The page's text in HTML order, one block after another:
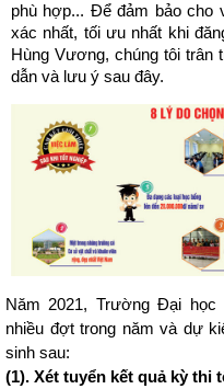
phù hợp... Để đảm bảo cho
xác nhất, tối ưu nhất khi
Hùng Vương, chúng tôi
dẫn và lưu ý sau đây.
Năm 2021, Trường Đại
nhiều đợt trong năm và dự
sinh sau:
(1). Xét tuyển kết quả kỳ thi